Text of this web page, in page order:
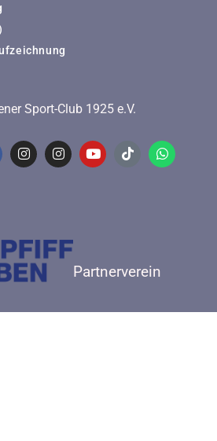
Sport-Club 1925 e.V.
Partnerverein